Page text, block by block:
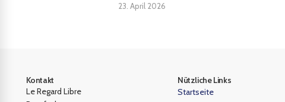
23. April 2026
Kontakt
Le Regard Libre
Nützliche Links
Startseite